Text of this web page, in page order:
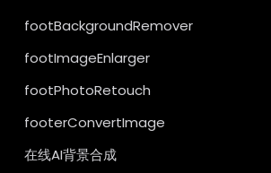
footBackgroundRemover
footImageEnlarger
footPhotoRetouch
footerConvertImage
在线AI背景合成